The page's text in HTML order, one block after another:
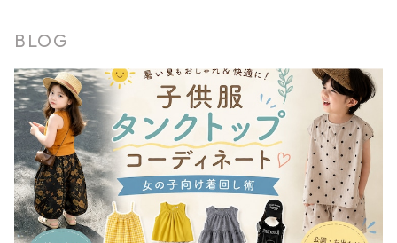
ポンチョ
チェスターコート
チュニック
ドレス
ラッシュガード
ワンピース水着
セパレート水着
ポンチョ
チェスターコート
レギンス・タイツ
サロペット・オーバーオール
水着
ラッシュガード
ワンピース水着
セパレート水着
タンクトップ
マウンテンパーカー
ポンチョ
チェスターコート
靴
靴下
レギンス・タイツ
オールインワン
サロペット・オーバーオール
水着
ラッシュガード
ワンピース水着
アウトドアミックス 子供服
オーバーサイズ・ビッグシルエット 子供服
ユニセックス 子供服
ストリート 子供服
M～XXXL
men's
lady's
結婚式ドレス
men's
lady's
長袖
半袖
袖なし・ノースリーブ
コンクール 発表会ドレス
ダンス発表会
BLOG